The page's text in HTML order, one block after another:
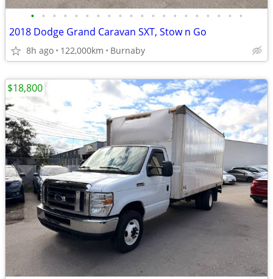
• • • • • • • • • • • • • • • • • • • •
2018 Dodge Grand Caravan SXT, Stow n Go
8h ago 122,000km Burnaby
$18,800